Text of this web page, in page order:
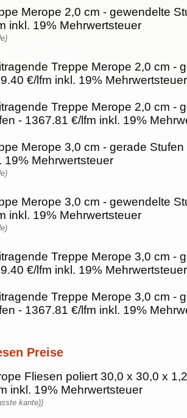
Merope 2,0 cm - gewendelte
inkl. 19% Mehrwertsteuer
Treppe Merope 2,0 cm -
€/lfm inkl. 19% Mehrwertsteuer
Treppe Merope 2,0 cm -
- 1367.81 €/lfm inkl. 19%
Merope 3,0 cm - gerade
19% Mehrwertsteuer
Merope 3,0 cm - gewendelte
inkl. 19% Mehrwertsteuer
Treppe Merope 3,0 cm -
€/lfm inkl. 19% Mehrwertsteuer
Treppe Merope 3,0 cm -
- 1367.81 €/lfm inkl. 19%
Preise
Fliesen poliert 30,0 x 30,0 x
inkl. 19% Mehrwertsteuer
kante))